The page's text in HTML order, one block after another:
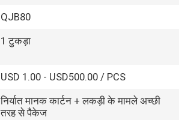
QJB80
1 टुकड़ा
USD 1.00 - USD500.00 / PCS
निर्यात मानक कार्टन + लकड़ी के मामले अच्छी
तरह से पैकेज